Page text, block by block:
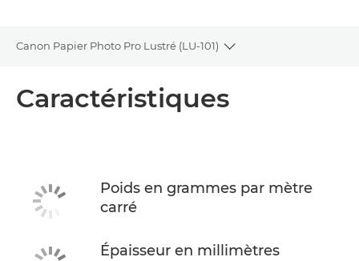
Canon Papier Photo Pro Lustré (LU-101)
Toggle breadcrumbs
Caractéristiques
Poids en grammes par mètre
carré
Épaisseur en millimètres